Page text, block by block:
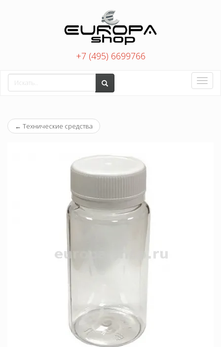
+7 (495) 6699766
Toggle
← Технические средства